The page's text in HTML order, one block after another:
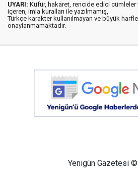
UYARI: Küfür, hakaret, rencide edici cümleler
içeren, imla kuralları ile yazılmamış,
Türkçe karakter kullanılmayan ve büyük
onaylanmamaktadır.
Yenigün Gazetesi